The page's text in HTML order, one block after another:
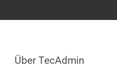
Über TecAdmin